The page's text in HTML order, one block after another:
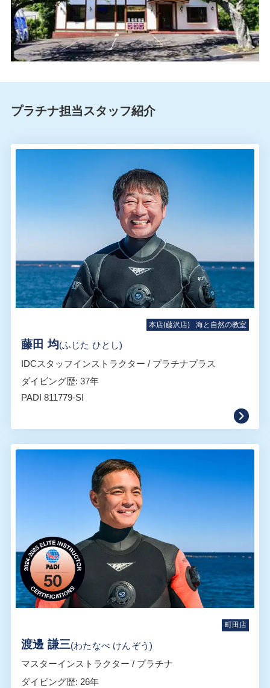
プラチナ担当スタッフ紹介
本店(藤沢店) 海と自然の教室
藤田 均(ふじた ひとし)
IDCスタッフインストラクター / プラチナプラス
ダイビング歴: 37年
PADI 811779-SI
町田店
渡邊 謙三(わたなべ けんぞう)
マスターインストラクター / プラチナ
ダイビング歴: 26年